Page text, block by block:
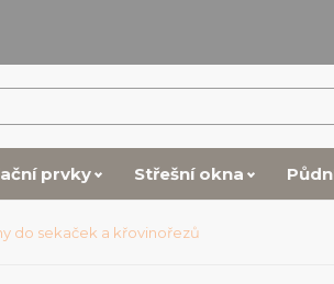
prvky Střešní okna
do sekaček a křovinořezů